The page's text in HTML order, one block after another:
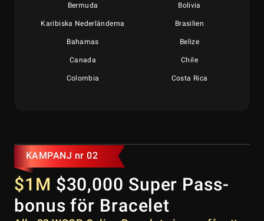
Bermuda Bolivia
Karibiska Nederländerna Brasilien
Bahamas Belize
Canada Chile
Colombia Costa Rica
Franska Guyana
Guadeloupe
Guyana Honduras
Haiti
KAMPANJ nr 02
$1M $30,000 Super Pass-
bonus för Bracelet